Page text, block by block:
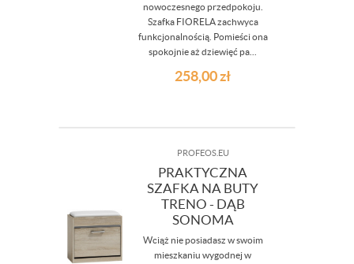
nowoczesnego przedpokoju.
Szafka FIORELA zachwyca
funkcjonalnością. Pomieści ona
spokojnie aż dziewięć pa...
258,00zł
PROFEOS.EU
PRAKTYCZNA
SZAFKA NA BUTY
TRENO - DĄB
SONOMA
Wciąż nie posiadasz w swoim
mieszkaniu wygodnej w